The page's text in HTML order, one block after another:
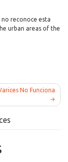
no reconoce esta
urban areas of the
No Funciona